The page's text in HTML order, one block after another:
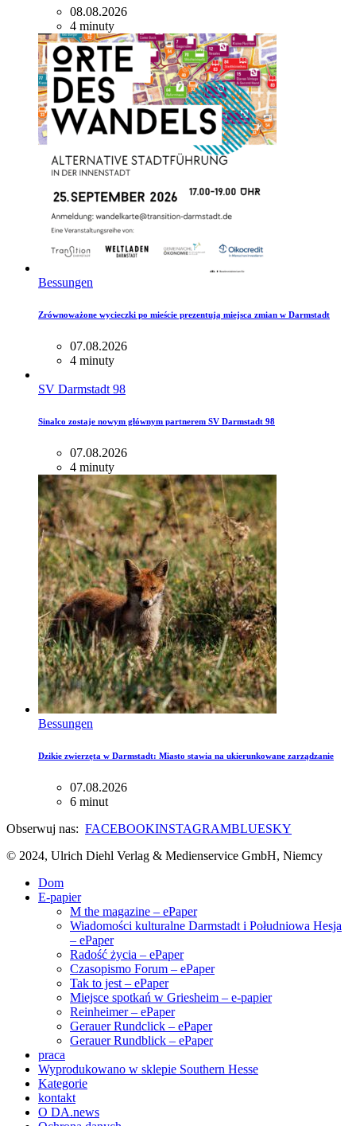
08.08.2026
4 minuty
Bessungen
Zrównoważone wycieczki po mieście prezentują miejsca zmian w Darmstadt
07.08.2026
4 minuty
SV Darmstadt 98
Sinalco zostaje nowym głównym partnerem SV Darmstadt 98
07.08.2026
4 minuty
Bessungen
Dzikie zwierzęta w Darmstadt: Miasto stawia na ukierunkowane zarządzanie
07.08.2026
6 minut
Obserwuj nas: FACEBOOKINSTAGRAMBLUESKY
© 2024, Ulrich Diehl Verlag & Medienservice GmbH, Niemcy
Dom
E-papier
M the magazine – ePaper
Wiadomości kulturalne Darmstadt i Południowa Hesja
– ePaper
Radość życia – ePaper
Czasopismo Forum – ePaper
Tak to jest – ePaper
Miejsce spotkań w Griesheim – e-papier
Reinheimer – ePaper
Gerauer Rundclick – ePaper
Gerauer Rundblick – ePaper
praca
Wyprodukowano w sklepie Southern Hesse
Kategorie
kontakt
O DA.news